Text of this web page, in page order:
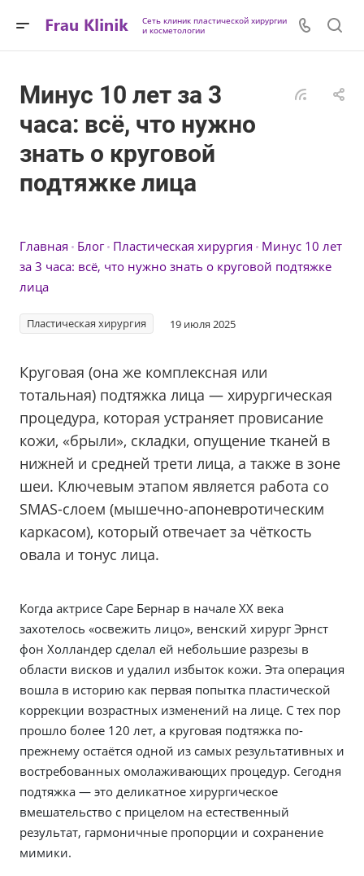
Сеть клиник пластической хирургии
и косметологии
Минус 10 лет за 3
часа: всё, что нужно
знать о круговой
подтяжке лица
Главная Блог Пластическая хирургия
Минус 10 лет
за 3 часа: всё, что нужно знать о круговой подтяжке
лица
Пластическая хирургия 19 июля 2025
Круговая (она же комплексная или
тотальная) подтяжка лица — хирургическая
процедура, которая устраняет провисание
кожи, «брыли», складки, опущение тканей в
нижней и средней трети лица, а также в зоне
шеи. Ключевым этапом является работа со
SMAS-слоем (мышечно-апоневротическим
каркасом), который отвечает за чёткость
овала и тонус лица.
Когда актрисе Саре Бернар в начале XX века
захотелось «освежить лицо», венский хирург Эрнст
фон Холландер сделал ей небольшие разрезы в
области висков и удалил избыток кожи. Эта операция
вошла в историю как первая попытка пластической
коррекции возрастных изменений на лице. С тех пор
прошло более 120 лет, а круговая подтяжка по-
прежнему остаётся одной из самых результативных и
востребованных омолаживающих процедур. Сегодня
подтяжка — это деликатное хирургическое
вмешательство с прицелом на естественный
результат, гармоничные пропорции и сохранение
мимики.